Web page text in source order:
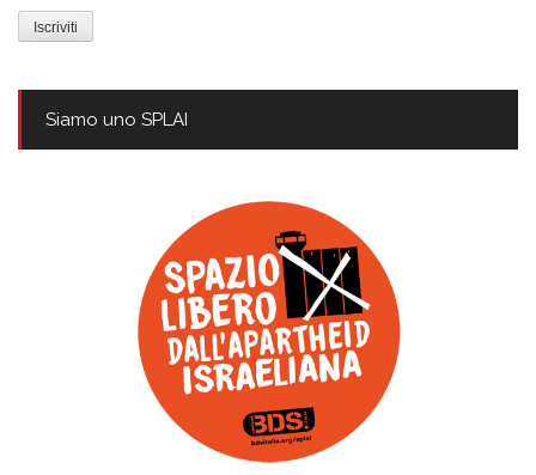
mail
Siamo uno SPLAI